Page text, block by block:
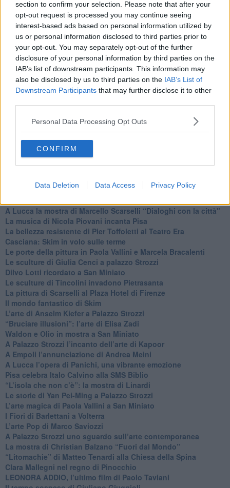
section to confirm your selection. Please note that after your
opt-out request is processed you may continue seeing
interest-based ads based on personal information utilized by
us or personal information disclosed to third parties prior to
your opt-out. You may separately opt-out of the further
disclosure of your personal information by third parties on the
IAB’s list of downstream participants. This information may
also be disclosed by us to third parties on the IAB’s List of
Downstream Participants that may further disclose it to other
Personal Data Processing Opt Outs
CONFIRM
Data Deletion Data Access Privacy Policy
Se vuoi leggere le notizie principali della Toscana iscriviti alla
Newsletter QUInews - ToscanaMedia.Arriva gratis tutti i giorni
alle 20:00 direttamente nella tua casella di posta.
Basta cliccare
QUI
A Lucca la mostra di Marcello Scarselli “Dialoghi con la città"
​La musica di Nicola Piovani incanta Pisa
​La bellezza resistente di Pier Toffoletti al Teatro Era
​Casciana: Skim in volo sulle terme
​Le porte della pittura in Paola Vallini e Marcela Bracalenti
​Le sculture di Giulia Cenci a palazzo Strozzi
​Dilvo Lotti ricordato a San Miniato
​Le sculture di Tincolini invadono Pietrasanta
La pittura di Scarselli al Plaza Hotel di Firenze
​Il mondo fantastico di Skim
​L’arte di Anselm Kiefer a Palazzo Strozzi
​“Bruciare illusioni”: l’arte di Elisa Zadi
​Waldon e Olio in mostra a San Miniato
​A Palazzo Strozzi l’incanto dell’arte di Kapoor
​A Empoli l’annunciazione di Andrea Meini
A Lucca l’opera di Panichi, una vibrante emozione
Pisa celebra Italo Calvino alla SMS Biblio
“L’isola che non c’è”: la mostra di Linardi
​Le storie di Yan Pei-Ming a Palazzo Strozzi
​L’arte magica di Paola Vallini a San Miniato
​I Fiori di Barlettani a Volterra
​L’arte Pop di Marco Saviozzi
​A Palazzo Strozzi uno sguardo sull’arte contemporanea
La mostra di Christian Balzano “Fuori dal Mondo”
​“Litomachie” di Matteo Tenardi alla Chiesa della Spina
​Clara Mallegni nel regno di Pinocchio
​LEONORA ADDIO, l’ultimo film di Paolo Taviani